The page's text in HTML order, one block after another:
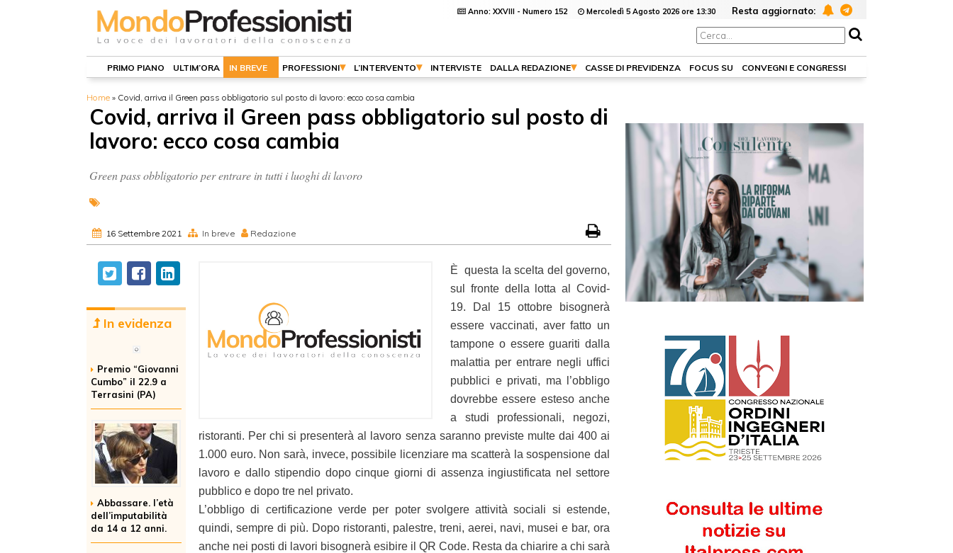
Anno: XXVIII - Numero 152 Mercoledì 5 Agosto 2026 ore 13:30 Resta aggiornato:
PRIMO PIANO ULTIM’ORA IN BREVE PROFESSIONI L’INTERVENTO INTERVISTE DALLA REDAZIONE CASSE DI PREVIDENZA FOCUS SU CONVEGNI E CONGRESSI
Home » Covid, arriva il Green pass obbligatorio sul posto di lavoro: ecco cosa cambia
Covid, arriva il Green pass obbligatorio sul posto di
lavoro: ecco cosa cambia
Green pass obbligatorio per entrare in tutti i luoghi di lavoro
16 Settembre 2021 In breve Redazione
In evidenza
Premio “Giovanni
Cumbo” il 22.9 a
Terrasini (PA)
Abbassare. l’età
dell’imputabilità
da 14 a 12 anni.
È questa la scelta del governo,
sul fronte della lotta al Covid-
19. Dal 15 ottobre bisognerà
essere vaccinati, aver fatto un
tampone o essere guariti dalla
malattia per entrare negli uffici
pubblici e privati, ma l’obbligo
dovrebbe essere esteso anche
a studi professionali, negozi,
ristoranti. Per chi si presenterà al lavoro senza saranno previste multe dai 400 ai
1.000 euro. Non sarà, invece, possibile licenziare ma scatterà la sospensione dal
lavoro e dallo stipendio dopo cinque giorni di assenza ingiustificata nel settore
pubblico e dopo tre nel privato.
L’obbligo di certificazione verde per poter svolgere attività sociali si estende,
quindi, sempre di più. Dopo ristoranti, palestre, treni, aerei, navi, musei e bar, ora
anche nei posti di lavori bisognerà esibire il QR Code. Resta da chiarire a chi sarà